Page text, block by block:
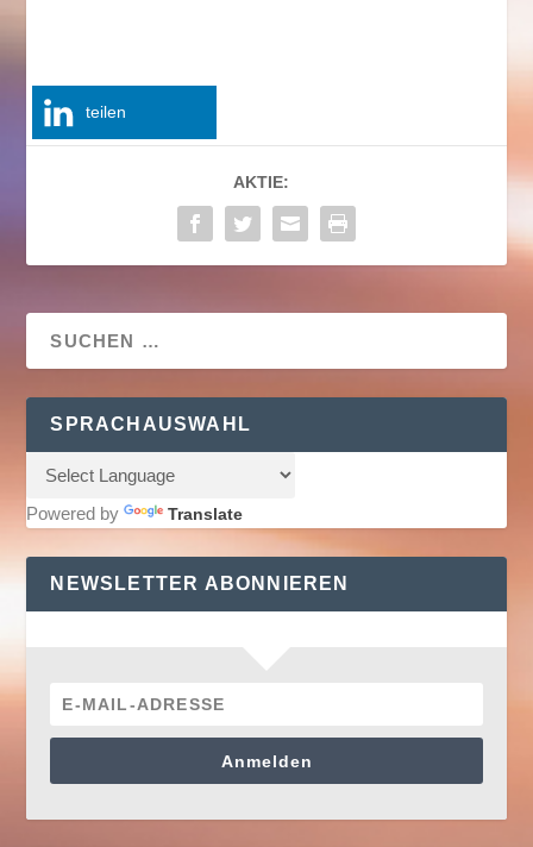
teilen
AKTIE:
SPRACHAUSWAHL
Powered by Translate
NEWSLETTER ABONNIEREN
Anmelden